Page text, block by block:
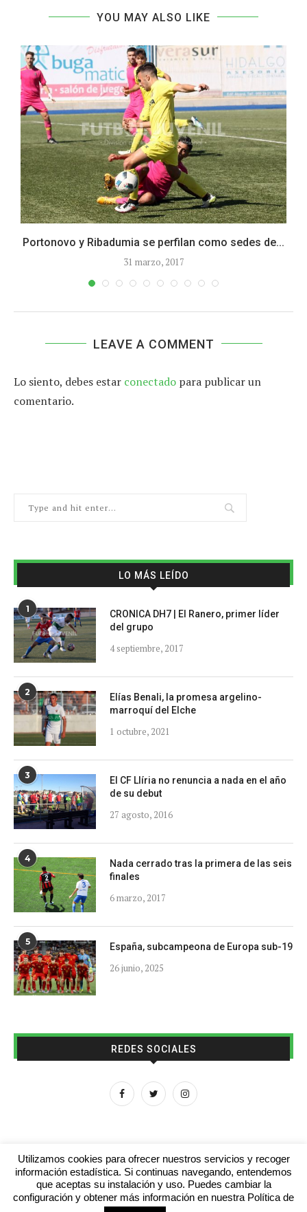
YOU MAY ALSO LIKE
Portonovo y Ribadumia se perfilan como sedes de...
31 marzo, 2017
LEAVE A COMMENT
Lo siento, debes estar conectado para publicar un
comentario.
LO MÁS LEÍDO
1
CRONICA DH7 | El Ranero, primer líder
del grupo
4 septiembre, 2017
2
Elías Benali, la promesa argelino-
marroquí del Elche
1 octubre, 2021
3
El CF Llíria no renuncia a nada en el año
de su debut
27 agosto, 2016
4
Nada cerrado tras la primera de las seis
finales
6 marzo, 2017
5 España, subcampeona de Europa sub-19
26 junio, 2025
REDES SOCIALES
Aviso legal Contacto Colabora con nosotros
Utilizamos cookies para ofrecer nuestros servicios y recoger
información estadística. Si continuas navegando, entendemos
que aceptas su instalación y uso. Puedes cambiar la
configuración y obtener más información en nuestra Política de